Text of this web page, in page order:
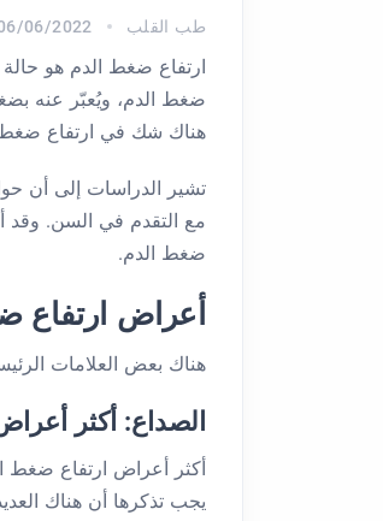
طب القلب 06/2022
ارتفاع ضغط الدم هو
هناك شك في ارتفاع ضغط
تشير الدراسات إلى أن
ضغط الدم.
أعراض ارتفاع
هناك بعض العلامات
الصداع: أكثر
أكثر أعراض ارتفاع ضغط
يجب تذكرها أن هناك